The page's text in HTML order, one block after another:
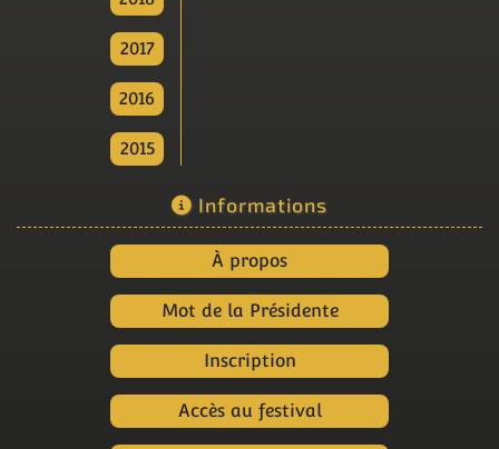
2017
2016
2015
Informations
À propos
Mot de la Présidente
Inscription
Accès au festival